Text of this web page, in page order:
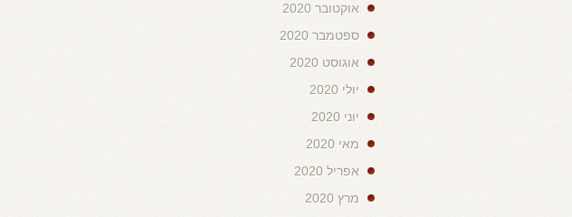
אוקטובר 2020
ספטמבר 2020
אוגוסט 2020
יולי 2020
יוני 2020
מאי 2020
אפריל 2020
מרץ 2020